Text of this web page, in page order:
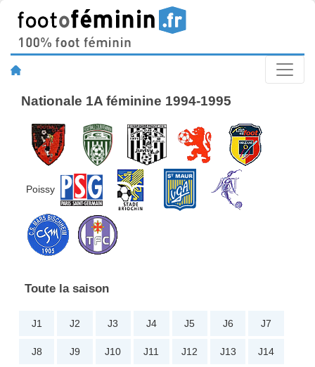
Nationale 1A féminine 1994-1995
Poissy
Toute la saison
J1 J2 J3 J4 J5 J6 J7
J8 J9 J10 J11 J12 J13 J14